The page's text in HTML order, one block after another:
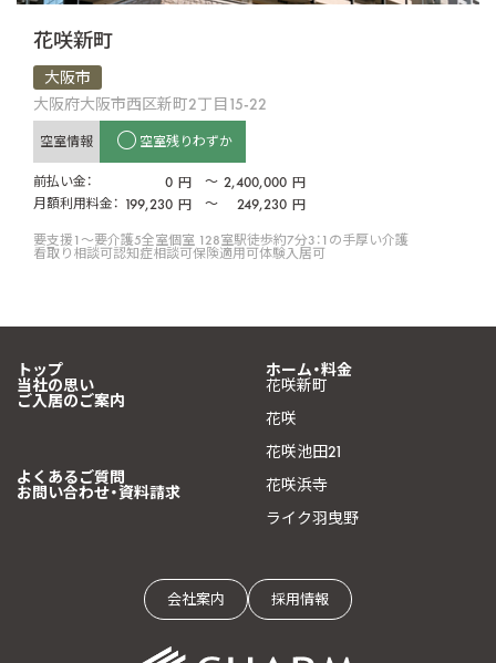
花咲新町
大阪市
大阪府大阪市西区新町2丁目15-22
空室情報 空室残りわずか
前払い金： 0 円 〜 2,400,000 円
月額利用料金： 199,230 円 〜 249,230 円
要支援1〜要介護5全室個室 128室駅徒歩約7分3：1の手厚い介護
看取り相談可認知症相談可保険適用可体験入居可
トップ
当社の思い
ご入居のご案内
ホーム・料金
花咲新町
花咲
花咲池田21
花咲浜寺
ライク羽曳野
よくあるご質問
お問い合わせ・資料請求
会社案内 採用情報